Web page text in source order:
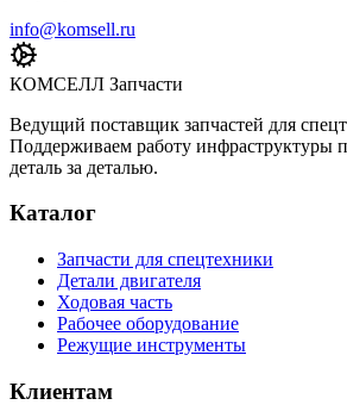
info@komsell.ru
КОМСЕЛЛ Запчасти
Ведущий поставщик запчастей для
Поддерживаем работу инфраструктуры
деталь за деталью.
Каталог
Запчасти для спецтехники
Детали двигателя
Ходовая часть
Рабочее оборудование
Режущие инструменты
Клиентам